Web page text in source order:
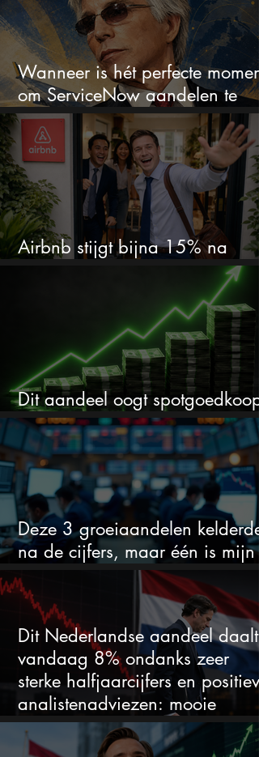
Wanneer is hét perfecte moment
om ServiceNow aandelen te
kopen?
Airbnb stijgt bijna 15% na
cijfers: vooral dit AI-cijfer valt op
Dit aandeel oogt spotgoedkoop
voor hoeveel het kan stijgen
Deze 3 groeiaandelen
na de cijfers, maar één is mijn
duidelijke favoriet
Dit Nederlandse aandeel daalt
vandaag 8% ondanks zeer
sterke halfjaarcijfers en positieve
analistenadviezen: mooie
koopkans?